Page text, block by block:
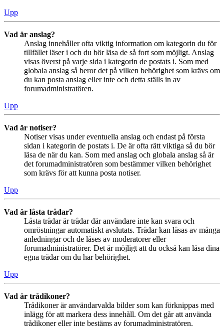
Upp
Vad är anslag?
Anslag innehåller ofta viktig information om kategorin du för
tillfället läser i och du bör läsa de så fort som möjligt. Anslag
visas överst på varje sida i kategorin de postats i. Som med
globala anslag så beror det på vilken behörighet som krävs om
du kan posta anslag eller inte och detta ställs in av
forumadministratören.
Upp
Vad är notiser?
Notiser visas under eventuella anslag och endast på första
sidan i kategorin de postats i. De är ofta rätt viktiga så du bör
läsa de när du kan. Som med anslag och globala anslag så är
det forumadministratören som bestämmer vilken behörighet
som krävs för att kunna posta notiser.
Upp
Vad är låsta trådar?
Låsta trådar är trådar där användare inte kan svara och
omröstningar automatiskt avslutats. Trådar kan låsas av många
anledningar och de låses av moderatorer eller
forumadministratörer. Det är möjligt att du också kan låsa dina
egna trådar om du har behörighet.
Upp
Vad är trådikoner?
Trådikoner är användarvalda bilder som kan förknippas med
inlägg för att markera dess innehåll. Om det går att använda
trådikoner eller inte bestäms av forumadministratören.